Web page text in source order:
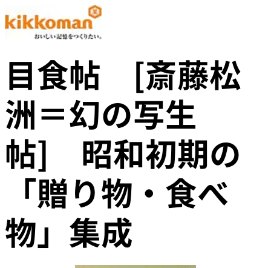
目食帖 [斎藤松
洲＝幻の写生
帖] 昭和初期の
「贈り物・食べ
物」集成